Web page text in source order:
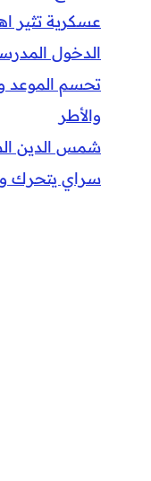
عسكرية تثير
تحسم الموعد
والأطر
شمس الدين
سراي يتحرك